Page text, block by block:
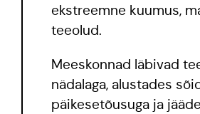
ekstreemne kuumus,
teeolud.
Meeskonnad läbivad
nädalaga, alustades
päikesetõusuga ja